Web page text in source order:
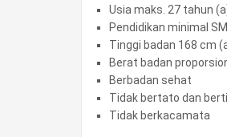
Usia maks. 27 tahun
Pendidikan minimal
Tinggi badan 168 cm
Berat badan
Berbadan sehat
Tidak bertato dan
Tidak berkacamata